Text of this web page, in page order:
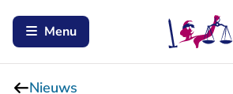
Menu
Nieuws